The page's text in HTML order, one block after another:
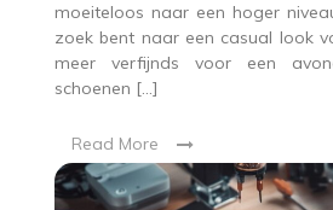
moeiteloos naar een hoger
zoek bent naar een casual look
meer verfijnds voor een
schoenen […]
Read More